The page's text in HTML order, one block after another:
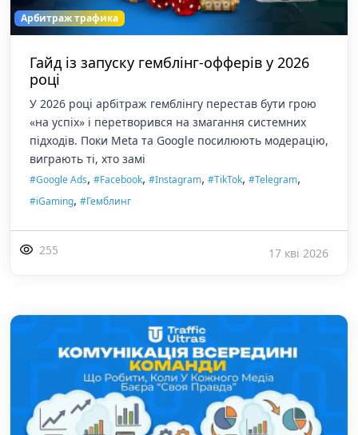
Арбитраж трафика
Гайд із запуску гемблінг-офферів у 2026
році
У 2026 році арбітраж гемблінгу перестав бути грою
«на успіх» і перетворився на змагання системних
підходів. Поки Meta та Google посилюють модерацію,
виграють ті, хто замі
#Google Ads, #Facebook, #Instagram, #TikTok, #Telegram,
#iGaming, #Гемблинг
255 17 кві 2026